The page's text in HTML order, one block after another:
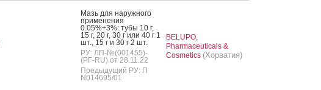
Мазь для на­руж­но­го
при­мене­ния
0.05%+3%: ту­бы 10 г,
15 г, 20 г, 30 г или 40 г 1
шт., 15 г и 30 г 2 шт.
РУ: ЛП-№(001455)-
(РГ-RU) от 28.11.22
Предыдущий РУ: П
N014695/01
BELUPO,
Pharmaceuticals &
Cosmetics (Хорватия)